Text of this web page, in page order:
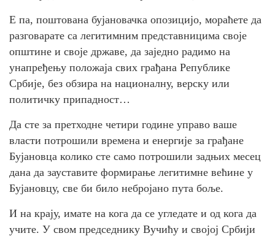
Е па, поштована бујановачка опозицијо, мораћете да
разговарате са легитимним представницима своје
општине и своје државе, да заједно радимо на
унапређењу положаја свих грађана Републике
Србије, без обзира на националну, верску или
политичку припадност…
Да сте за претходне четири године управо ваше
власти потрошили времена и енергије за грађане
Бујановца колико сте само потрошили задњих месец
дана да зауставите формирање легитимне већине у
Бујановцу, све би било небројано пута боље.
И на крају, имате на кога да се угледате и од кога да
учите. У свом председнику Вучићу и својој Србији